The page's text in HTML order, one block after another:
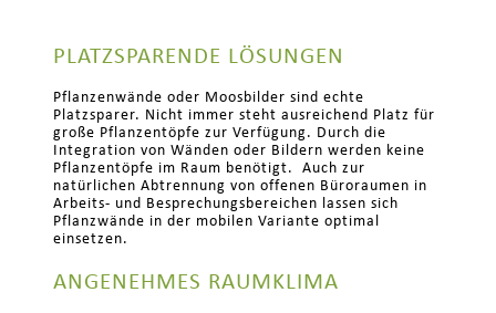
PLATZSPARENDE LÖSUNGEN
Pflanzenwände oder Moosbilder sind echte
Platzsparer. Nicht immer steht ausreichend Platz für
große Pflanzentöpfe zur Verfügung. Durch die
Integration von Wänden oder Bildern werden keine
Pflanzentöpfe im Raum benötigt. Auch zur
natürlichen Abtrennung von offenen Büroraumen in
Arbeits- und Besprechungsbereichen lassen sich
Pflanzwände in der mobilen Variante optimal
einsetzen.
ANGENEHMES RAUMKLIMA